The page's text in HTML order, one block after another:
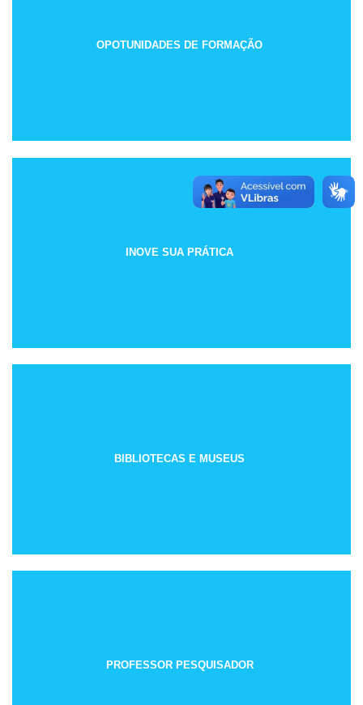
OPOTUNIDADES DE FORMAÇÃO
INOVE SUA PRÁTICA
BIBLIOTECAS E MUSEUS
PROFESSOR PESQUISADOR